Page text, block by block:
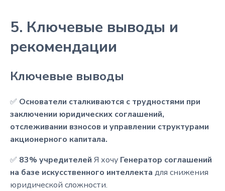
5. Ключевые выводы и
рекомендации
Ключевые выводы
✅ Основатели сталкиваются с трудностями при
заключении юридических соглашений,
отслеживании взносов и управлении структурами
акционерного капитала.
✅ 83% учредителей Я хочу Генератор соглашений
на базе искусственного интеллекта для снижения
юридической сложности.